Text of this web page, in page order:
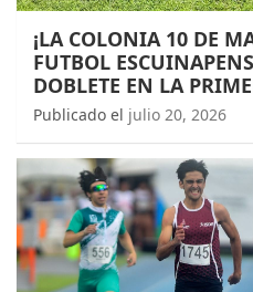
¡LA COLONIA 10 DE
FUTBOL
DOBLETE EN LA
Publicado el julio 20, 2026